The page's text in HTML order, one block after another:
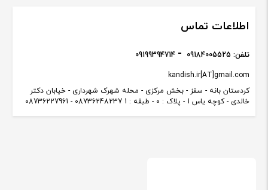
اطلاعات تماس
کردستان بانه - سقز - بخش مرکزی - محله شهرک شهرداری - خیابان دکتر
خالدی - کوچه یاس 1 - پلاک : 0 - طبقه : 1 08736248237 - 08736227961
kandish.ir[AT]gmail.com
تلفن: 09184005525
09199394714